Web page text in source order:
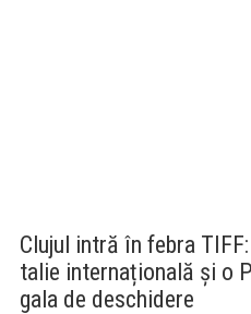
Clujul intră în febra
talie internațională și o
gala de deschidere